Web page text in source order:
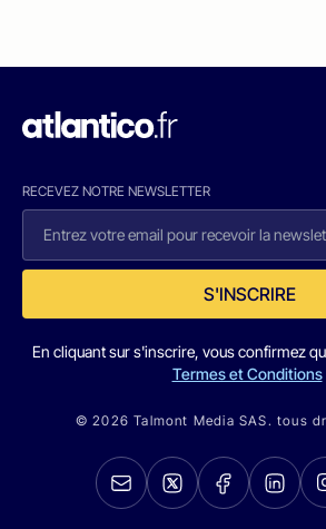
RECEVEZ NOTRE NEWSLETTER
S'INSCRIRE
En cliquant sur s'inscrire, vous confirmez
Termes et Conditions
© 2026 Talmont Media SAS. tous